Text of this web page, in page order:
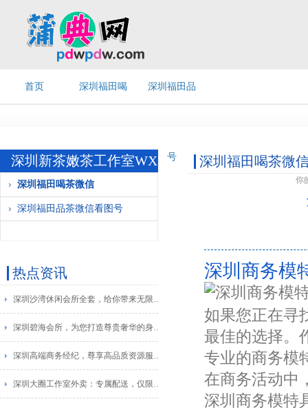
首页 深圳福田喝 深圳福田品
号
深圳新茶嫩茶工作室WX
深圳福田喝茶微信
深圳福田品茶微信看图号
热点资讯
深圳沙湾休闲会所全套，给你带来无限欢愉！
深圳碧海会所，为您打造尊贵奢华的身心融合！
深圳高端商务经纪，尊享高品质资源服务_1
深圳大圈工作室外卖：专属配送，仅限福田区
深圳福田喝茶微
你
深圳商务模
如果您正在寻
最佳的选择。
专业的商务模
在商务活动中
深圳商务模特